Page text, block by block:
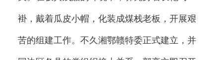
褂，戴着瓜皮小帽，化装成煤栈老板，开展艰
苦的组建工作。不久湘鄂赣特委正式建立，并